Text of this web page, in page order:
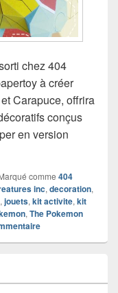
chez 404
à créer
Carapuce, offrira
conçus
en version
d’activités
comme 404
inc, decoration,
, jouets, kit activite, kit
, The Pokemon